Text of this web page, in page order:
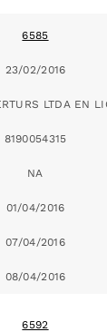
6585
23/02/2016
LTDA EN
8190054315
NA
01/04/2016
07/04/2016
08/04/2016
6592